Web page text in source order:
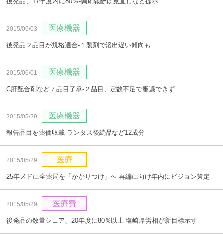
2015/06/03 医療機器
後発品２品目が規格適合‐１製剤で溶出遅い傾向も
2015/06/01 医療機器
C肝配合剤など７品目了承‐２品目、定数不足で審議できず
2015/05/29 医療機器
報告品目を薬価収載‐ランタス後続品など12成分
2015/05/29 医療
25年メドに全薬局を「かかりつけ」へ‐再編に向け年内にビジョン策定
2015/05/29 医療費
後発品の数量シェア、20年度に80％以上‐塩崎厚労相が新目標示す